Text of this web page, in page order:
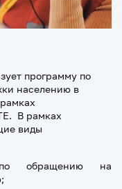
программу по
населению в
В рамках
виды
по обращению на